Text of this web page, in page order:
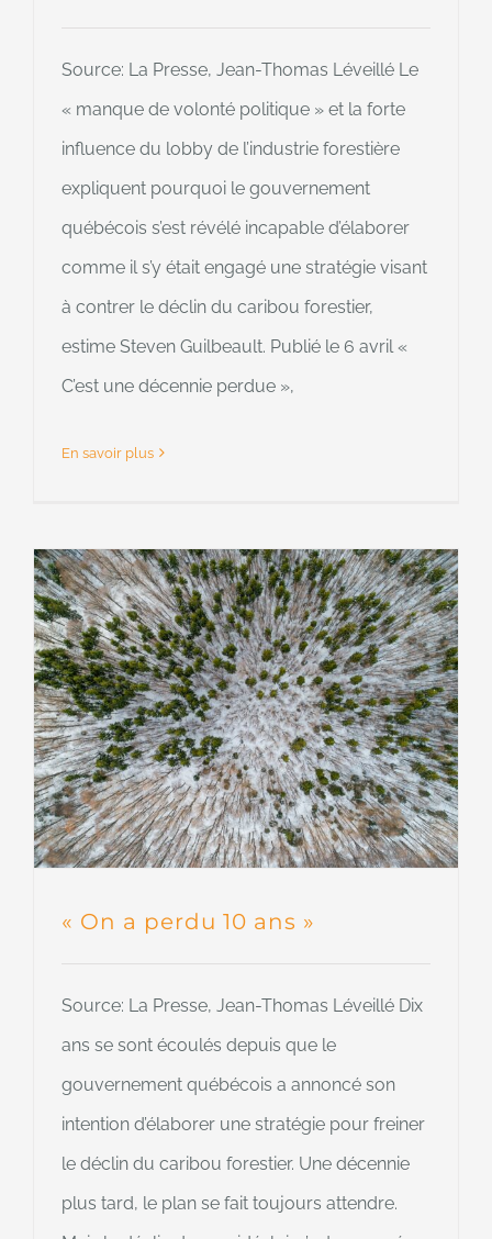
Source: La Presse, Jean-Thomas Léveillé Le
« manque de volonté politique » et la forte
influence du lobby de l’industrie forestière
expliquent pourquoi le gouvernement
québécois s’est révélé incapable d’élaborer
comme il s’y était engagé une stratégie visant
à contrer le déclin du caribou forestier,
estime Steven Guilbeault. Publié le 6 avril «
C’est une décennie perdue »,
En savoir plus
« On a perdu 10 ans »
Source: La Presse, Jean-Thomas Léveillé Dix
ans se sont écoulés depuis que le
gouvernement québécois a annoncé son
intention d’élaborer une stratégie pour freiner
le déclin du caribou forestier. Une décennie
plus tard, le plan se fait toujours attendre.